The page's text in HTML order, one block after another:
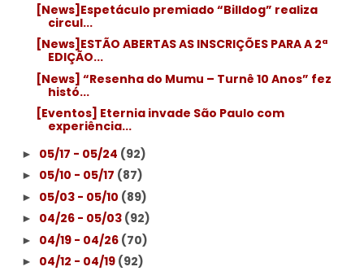
[News]Espetáculo premiado “Billdog” realiza
circul...
[News]ESTÃO ABERTAS AS INSCRIÇÕES PARA A 2ª
EDIÇÃO...
[News] “Resenha do Mumu – Turnê 10 Anos” fez
histó...
[Eventos] Eternia invade São Paulo com
experiência...
► 05/17 - 05/24 (92)
► 05/10 - 05/17 (87)
► 05/03 - 05/10 (89)
► 04/26 - 05/03 (92)
► 04/19 - 04/26 (70)
► 04/12 - 04/19 (92)